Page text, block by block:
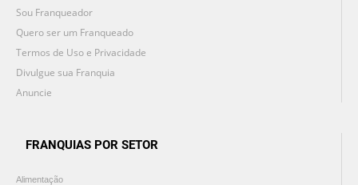
Sou Franqueador
Quero ser um Franqueado
Termos de Uso e Privacidade
Divulgue sua Franquia
Anuncie
FRANQUIAS POR SETOR
Alimentação